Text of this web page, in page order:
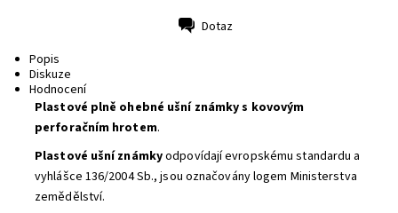
Dotaz
Popis
Diskuze
Hodnocení
Plastové plně ohebné ušní známky s kovovým
perforačním hrotem.
Plastové ušní známkyodpovídají evropskému standardu a
vyhlášce 136/2004 Sb., jsou označovány logem Ministerstva
zemědělství.